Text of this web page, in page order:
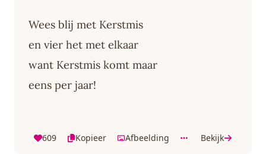
Wees blij met Kerstmis
en vier het met elkaar
want Kerstmis komt maar
eens per jaar!
609 Kopieer Afbeelding Bekijk